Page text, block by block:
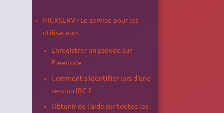
NICKSERV - Le service pour les
utilisateurs
Enregistrer un pseudo sur
Freenode
Comment s'identifier lors d'une
session IRC ?
Obtenir de l'aide sur toutes les